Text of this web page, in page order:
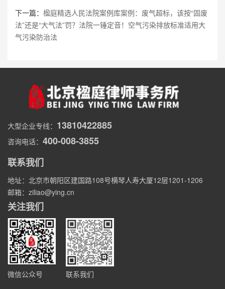
下一篇： 楹庭精选人民法院案例库案例：废气超标，该按“固废
法”还是“大气法”罚？法院一锤定音！空气污染排放标准适用大
气污染防治法
大型企业专线： 13810422885
咨询电话： 400-008-3855
联系我们
地址：北京市朝阳区建国路108号横琴人寿大厦12层1201-1206
邮箱：ziliao@ying.cn
关注我们
微信公众号 联系我们